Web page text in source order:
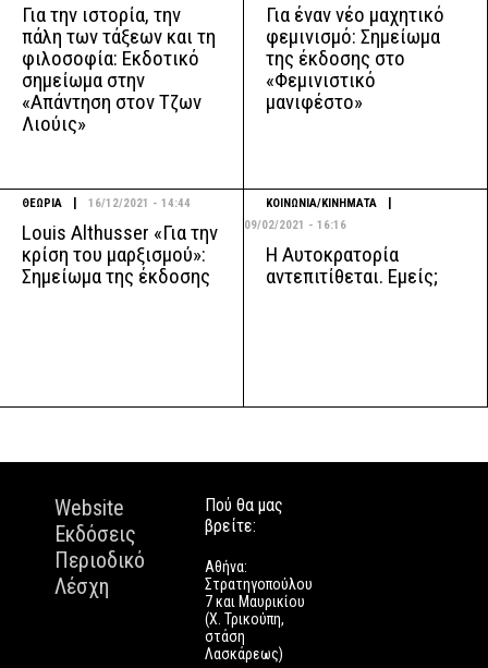
Για την ιστορία, την
πάλη των τάξεων και τη
φιλοσοφία: Εκδοτικό
σημείωμα στην
«Απάντηση στον Τζων
Λιούις»
Για έναν νέο μαχητικό
φεμινισμό: Σημείωμα
της έκδοσης στο
«Φεμινιστικό
μανιφέστο»
ΘΕΩΡΙΑ 16/12/2021 - 14:44
Louis Althusser «Για την
κρίση του μαρξισμού»:
Σημείωμα της έκδοσης
ΚΟΙΝΩΝΙΑ/ΚΙΝΗΜΑΤΑ
09/02/2021 - 16:16
Η Αυτοκρατορία
αντεπιτίθεται. Εμείς;
Website
Εκδόσεις
Περιοδικό
Λέσχη
Πού θα μας
βρείτε:
Αθήνα:
Στρατηγοπούλου
7 και Μαυρικίου
(Χ. Τρικούπη,
στάση
Λασκάρεως)